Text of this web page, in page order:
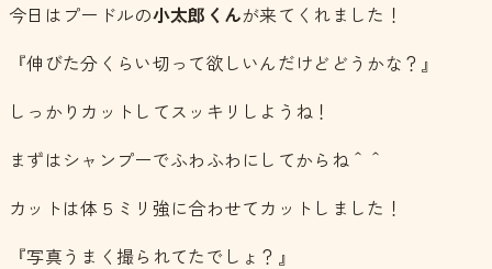
今日はプードルの小太郎くんが来てくれました！
『伸びた分くらい切って欲しいんだけどどうかな？』
しっかりカットしてスッキリしようね！
まずはシャンプーでふわふわにしてからね＾＾
カットは体５ミリ強に合わせてカットしました！
『写真うまく撮られてたでしょ？』